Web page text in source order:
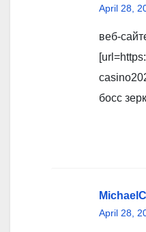
April 28,
веб-
босс
April 28,